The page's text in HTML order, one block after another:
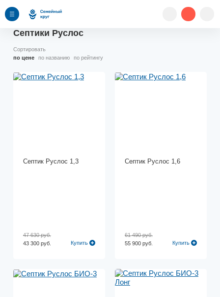
Септики Руслос
Сортировать
по цене
по названию по рейтингу
Септик Руслос 1,3
43 300 руб.
47 630 руб.
Купить
Септик Руслос 1,6
55 900 руб.
61 490 руб.
Купить